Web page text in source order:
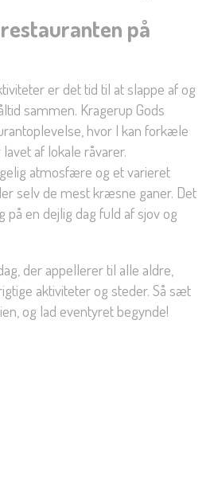
på
er det tid til at slappe af og
sammen. Kragerup Gods
hvor I kan forkæle
af lokale råvarer.
atmosfære og et varieret
selv de mest kræsne ganer. Det
en dejlig dag fuld af sjov og
der appellerer til alle aldre,
aktiviteter og steder. Så sæt
og lad eventyret begynde!